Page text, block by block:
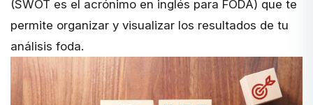
(SWOT es el acrónimo en inglés para FODA) que te
permite organizar y visualizar los resultados de tu
análisis foda.